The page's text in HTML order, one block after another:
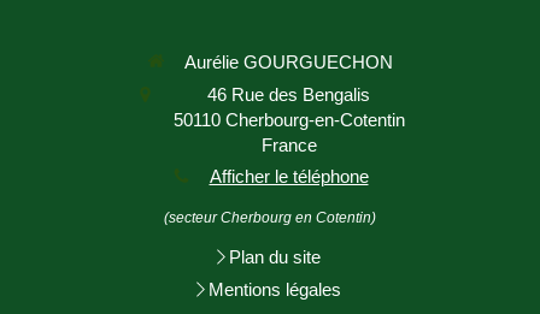
Aurélie GOURGUECHON
46 Rue des Bengalis
50110 Cherbourg-en-Cotentin
France
Afficher le téléphone
(secteur Cherbourg en Cotentin)
Plan du site
Mentions légales